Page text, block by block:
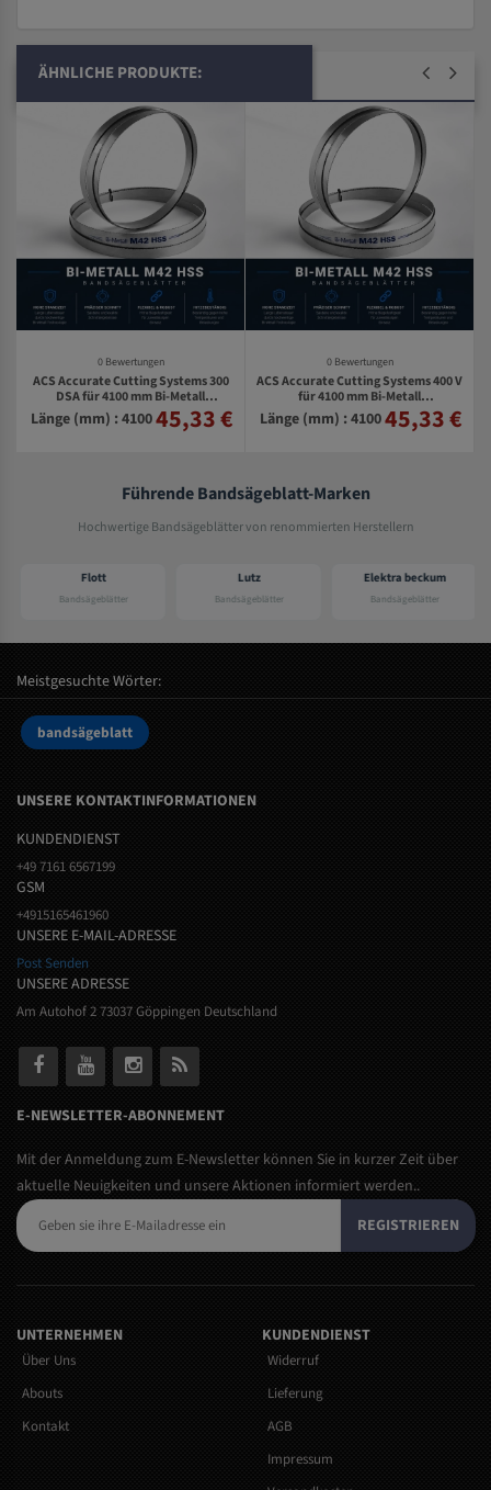
ÄHNLICHE PRODUKTE:
0 Bewertungen
ACS Accurate Cutting Systems 300
DSA für 4100 mm Bi-Metall
Bandsägeblätter
Länge (mm) : 410045,33 €
0 Bewertungen
ACS Accurate Cutting Systems 400 V
für 4100 mm Bi-Metall
Bandsägeblätter
Länge (mm) : 410045,33 €
Führende Bandsägeblatt-Marken
Hochwertige Bandsägeblätter von renommierten Herstellern
Flott
Bandsägeblätter
Lutz
Bandsägeblätter
Elektra beckum
Bandsägeblätter
Meistgesuchte Wörter:
bandsägeblatt
UNSERE KONTAKTINFORMATIONEN
KUNDENDIENST
+49 7161 6567199
GSM
+4915165461960
UNSERE E-MAIL-ADRESSE
Post Senden
UNSERE ADRESSE
Am Autohof 2 73037 Göppingen Deutschland
E-NEWSLETTER-ABONNEMENT
Mit der Anmeldung zum E-Newsletter können Sie in kurzer Zeit über
aktuelle Neuigkeiten und unsere Aktionen informiert werden..
REGISTRIEREN
UNTERNEHMEN
Über Uns
Abouts
Kontakt
KUNDENDIENST
Widerruf
Lieferung
AGB
Impressum